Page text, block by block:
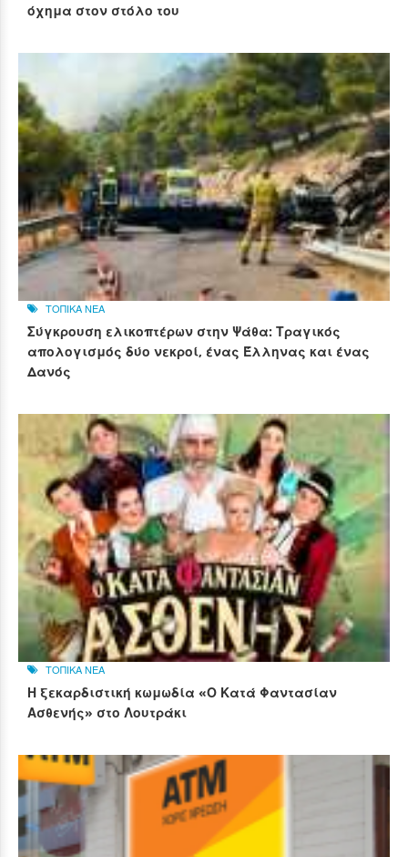
όχημα στον στόλο του
ΤΟΠΙΚΑ ΝΕΑ
Σύγκρουση ελικοπτέρων στην Ψάθα: Τραγικός
απολογισμός δύο νεκροί, ένας Έλληνας και ένας
Δανός
ΤΟΠΙΚΑ ΝΕΑ
Η ξεκαρδιστική κωμωδία «Ο Κατά Φαντασίαν
Ασθενής» στο Λουτράκι